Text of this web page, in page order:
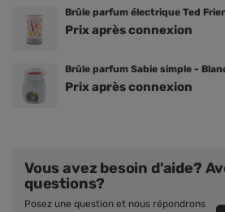
Brûle parfum électrique Ted
Prix ​​après connexion
Brûle parfum Sabie simple -
Prix ​​après connexion
Vous avez besoin d'aide?
questions?
Posez une question et nous répondrons